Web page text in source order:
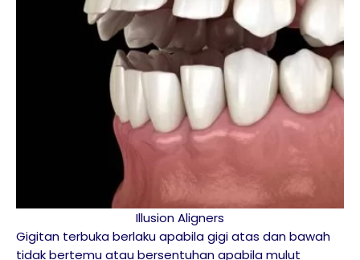
Illusion Aligners
Gigitan terbuka berlaku apabila gigi atas dan bawah
tidak bertemu atau bersentuhan apabila mulut